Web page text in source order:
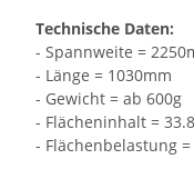
Technische Daten:
- Spannweite =
- Länge = 1030mm
- Gewicht = ab 600g
- Flächeninhalt =
- Flächenbelastung